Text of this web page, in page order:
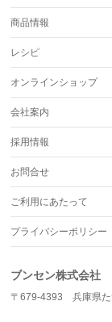
商品情報
レシピ
オンラインショップ
会社案内
採用情報
お問合せ
ご利用にあたって
プライバシーポリシー
ブンセン株式会社
〒679-4393 兵庫県た